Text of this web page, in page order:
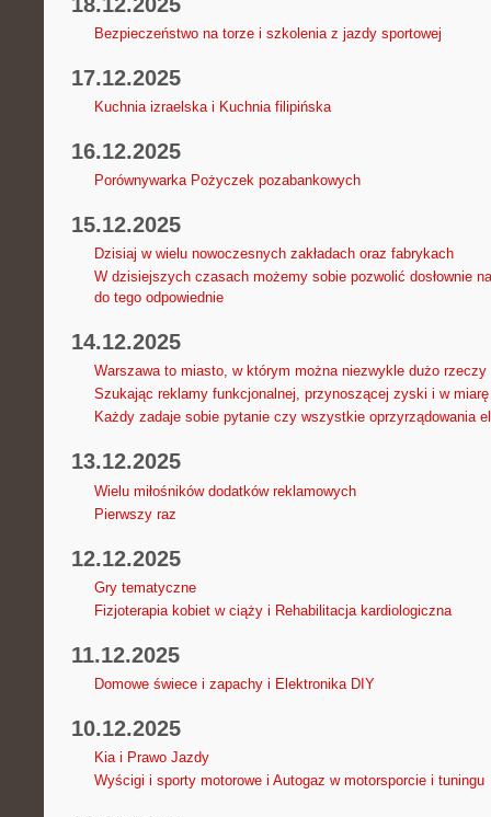
Bezpieczeństwo na torze i szkolenia z jazdy sportowej
17.12.2025
Kuchnia izraelska i Kuchnia filipińska
16.12.2025
Porównywarka Pożyczek pozabankowych
15.12.2025
Dzisiaj w wielu nowoczesnych zakładach oraz fabrykach
W dzisiejszych czasach możemy sobie pozwolić dosłownie
do tego odpowiednie
14.12.2025
Warszawa to miasto, w którym można niezwykle dużo rzeczy
Szukając reklamy funkcjonalnej, przynoszącej zyski i w
Każdy zadaje sobie pytanie czy wszystkie oprzyrządowania
13.12.2025
Wielu miłośników dodatków reklamowych
Pierwszy raz
12.12.2025
Gry tematyczne
Fizjoterapia kobiet w ciąży i Rehabilitacja kardiologiczna
11.12.2025
Domowe świece i zapachy i Elektronika DIY
10.12.2025
Kia i Prawo Jazdy
Wyścigi i sporty motorowe i Autogaz w motorsporcie i tuningu